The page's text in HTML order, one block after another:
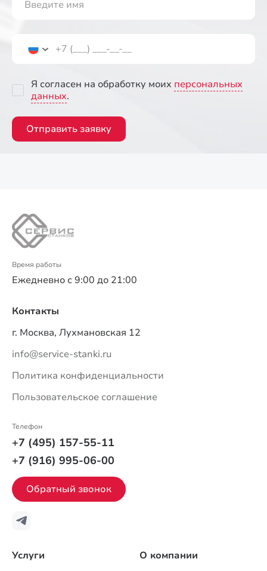
Я согласен на обработку моих персональных
данных.
Отправить заявку
Время работы
Ежедневно с 9:00 до 21:00
Услуги
О компании
Контакты
г. Москва, Лухмановская 12
info@service-stanki.ru
Политика конфиденциальности
Пользовательское соглашение
Телефон
+7 (495) 157-55-11
+7 (916) 995-06-00
Обратный звонок